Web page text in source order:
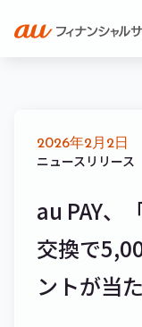
2026年2月2日
ニュースリリース
au PAY、
交換で
ントが当